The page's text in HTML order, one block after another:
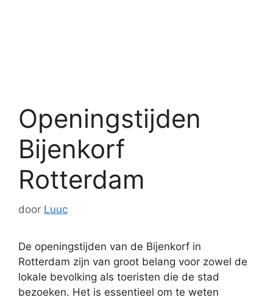
Openingstijden
Bijenkorf
Rotterdam
door Luuc
De openingstijden van de Bijenkorf in
Rotterdam zijn van groot belang voor zowel de
lokale bevolking als toeristen die de stad
bezoeken. Het is essentieel om te weten